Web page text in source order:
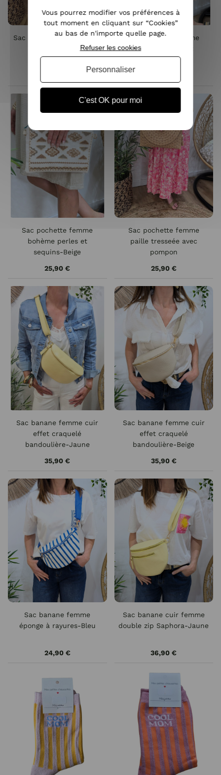
Sac femme à bandoulière
Eulalia-Jaune
Sac pochette femme
bohème perles et
sequins-Camel
Sac pochette femme
bohème perles et
sequins-Beige
25,90 €
Sac pochette femme
paille tresseée avec
pompon
25,90 €
Sac banane femme cuir
effet craquelé
bandoulière-Jaune
35,90 €
Sac banane femme cuir
effet craquelé
bandoulière-Beige
35,90 €
Sac banane femme
éponge à rayures-Bleu
24,90 €
Sac banane cuir femme
double zip Saphora-Jaune
36,90 €
Vous pourrez modifier vos préférences à
tout moment en cliquant sur “Cookies”
au bas de n'importe quelle page.
C'est OK pour moi
Refuser les cookies
Personnaliser